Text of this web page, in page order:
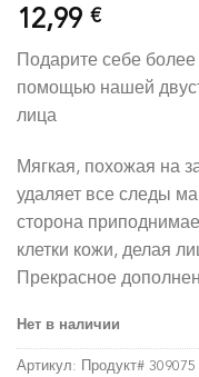
12,99 €
Подарите себе
помощью нашей
лица
Мягкая, похожая на
удаляет все следы
сторона
клетки кожи, делая
Прекрасное
Нет в наличии
Артикул: Продукт# 309075